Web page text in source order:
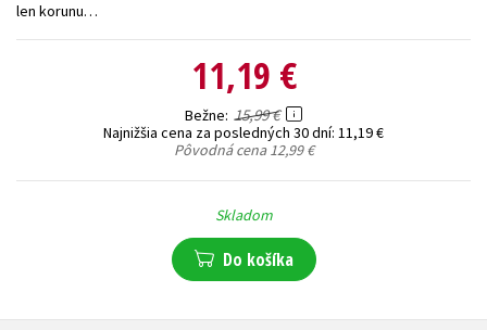
len korunu…
11,19 €
Bežne 15,99 €
Najnižšia cena za posledných 30 dní: 11,19 €
Pôvodná cena12,99 €
Skladom
Do košíka